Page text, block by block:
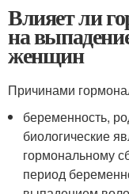
Влияет ли
на
женщин
Причинами
беременность,
биологические
гормональному
период